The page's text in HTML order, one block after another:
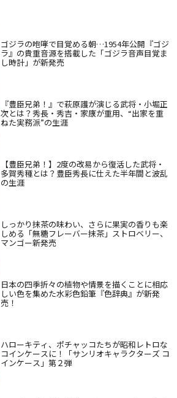
ゴジラの咆哮で目覚める朝…1954年公開『ゴジ
ラ』の貴重音源を搭載した「ゴジラ音声目覚ま
し時計」が新発売
『豊臣兄弟！』で萩原護が演じる武将・小堀正
次とは？秀長・秀吉・家康が重用、“出家を重
ねた実務派”の生涯
【豊臣兄弟！】2度の改易から復活した武将・
多賀秀種とは？豊臣秀長に仕えた半年間と波乱
の生涯
しっかり抹茶の味わい、さらに果実の香りも楽
しめる「無糖フレーバー抹茶」ストロベリー、
マンゴー新発売
日本の四季折々の植物や情景を描くことに相応
しい色を集めた水彩色鉛筆『色辞典』が新発
売！
ハローキティ、ポチャッコたちが昭和レトロな
コインケースに！「サンリオキャラクターズ コ
インケース」第２弾